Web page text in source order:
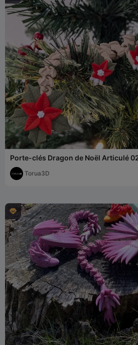
Porte-clés Dragon de Noël Articulé
Torua3D
